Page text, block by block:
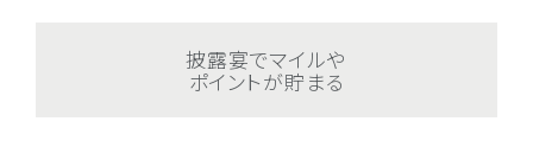
披露宴でマイルや
ポイントが貯まる